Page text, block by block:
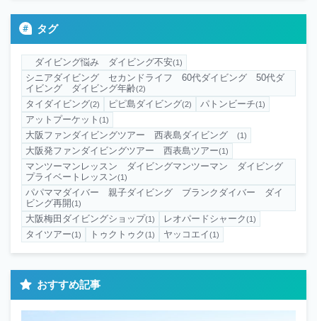
タグ
ダイビング悩み ダイビング不安(1)
シニアダイビング セカンドライフ 60代ダイビング 50代ダ
イビング ダイビング年齢(2)
タイダイビング(2) ピピ島ダイビング(2) パトンビーチ(1)
アットプーケット (1)
大阪ファンダイビングツアー 西表島ダイビング (1)
大阪発ファンダイビングツアー 西表島ツアー(1)
マンツーマンレッスン ダイビングマンツーマン ダイビング
プライベートレッスン(1)
パパママダイバー 親子ダイビング ブランクダイバー ダイ
ビング再開(1)
大阪梅田ダイビングショップ(1) レオパードシャーク(1)
タイツアー(1) トゥクトゥク(1) ヤッコエイ(1)
おすすめ記事